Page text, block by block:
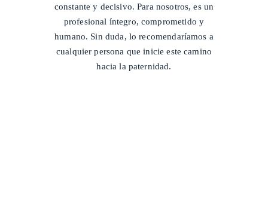
constante y decisivo. Para nosotros, es un
profesional íntegro, comprometido y
humano. Sin duda, lo recomendaríamos a
cualquier persona que inicie este camino
hacia la paternidad.